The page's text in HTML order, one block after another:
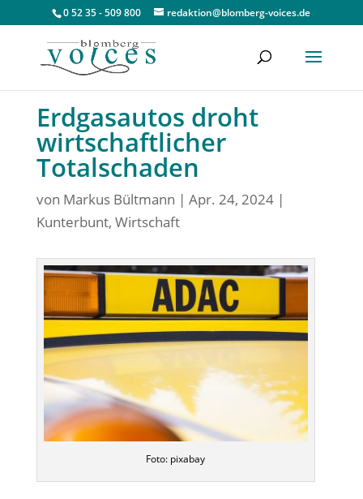
0 52 35 - 509 800 redaktion@blomberg-voices.de
Erdgasautos droht
wirtschaftlicher
Totalschaden
von Markus Bültmann | Apr. 24, 2024|
Kunterbunt, Wirtschaft
Foto: pixabay